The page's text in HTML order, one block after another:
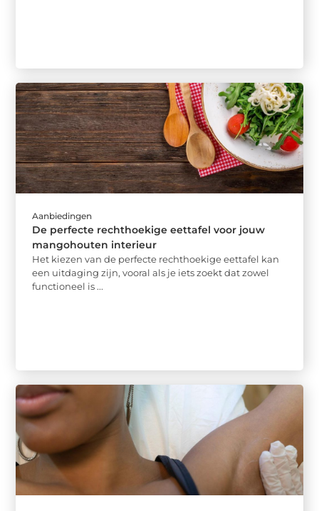
Aanbiedingen
De perfecte rechthoekige eettafel voor jouw
mangohouten interieur
Het kiezen van de perfecte rechthoekige eettafel kan
een uitdaging zijn, vooral als je iets zoekt dat zowel
functioneel is ...